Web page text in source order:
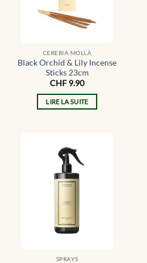
CERERIA MOLLÁ
Black Orchid & Lily Incense
Sticks 23cm
CHF 9.90
LIRE LA SUITE
SPRAYS